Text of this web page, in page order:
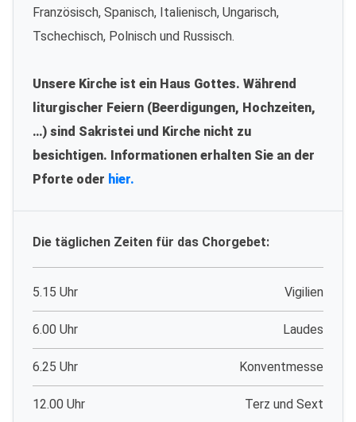
Französisch, Spanisch, Italienisch, Ungarisch,
Tschechisch, Polnisch und Russisch.
Unsere Kirche ist ein Haus Gottes. Während
liturgischer Feiern (Beerdigungen, Hochzeiten,
…) sind Sakristei und Kirche nicht zu
besichtigen. Informationen erhalten Sie an der
Pforte oder hier.
Die täglichen Zeiten für das Chorgebet:
5.15 Uhr Vigilien
6.00 Uhr Laudes
6.25 Uhr Konventmesse
12.00 Uhr Terz und Sext